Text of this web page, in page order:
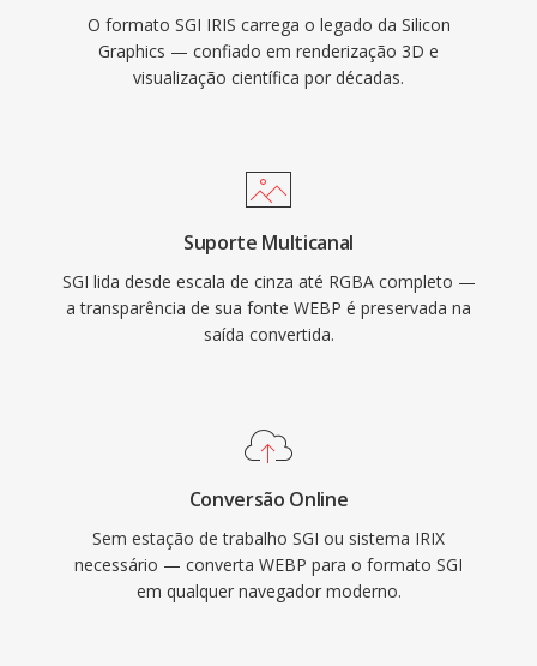
O formato SGI IRIS carrega o legado da Silicon
Graphics — confiado em renderização 3D e
visualização científica por décadas.
Suporte Multicanal
SGI lida desde escala de cinza até RGBA completo —
a transparência de sua fonte WEBP é preservada na
saída convertida.
Conversão Online
Sem estação de trabalho SGI ou sistema IRIX
necessário — converta WEBP para o formato SGI
em qualquer navegador moderno.